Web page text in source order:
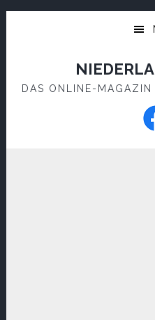
Skip
Skip
DAS ONLINE-MAGAZIN